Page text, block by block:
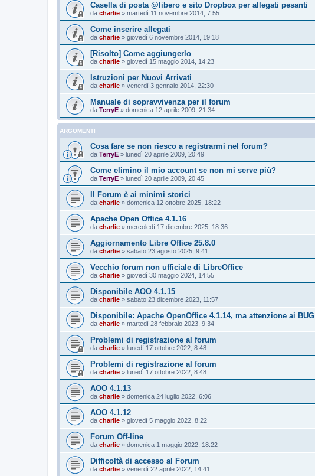
Casella di posta @libero e sito Dropbox per allegati pesanti
da charlie » martedì 11 novembre 2014, 7:55
Come inserire allegati
da charlie » giovedì 6 novembre 2014, 19:18
[Risolto] Come aggiungerlo
da charlie » giovedì 15 maggio 2014, 14:23
Istruzioni per Nuovi Arrivati
da charlie » venerdì 3 gennaio 2014, 22:30
Manuale di sopravvivenza per il forum
da TerryE » domenica 12 aprile 2009, 21:34
ARGOMENTI
Cosa fare se non riesco a registrarmi nel forum?
da TerryE » lunedì 20 aprile 2009, 20:49
Come elimino il mio account se non mi serve più?
da TerryE » lunedì 20 aprile 2009, 20:45
Il Forum è ai minimi storici
da charlie » domenica 12 ottobre 2025, 18:22
Apache Open Office 4.1.16
da charlie » mercoledì 17 dicembre 2025, 18:36
Aggiornamento Libre Office 25.8.0
da charlie » sabato 23 agosto 2025, 9:41
Vecchio forum non ufficiale di LibreOffice
da charlie » giovedì 30 maggio 2024, 14:55
Disponibile AOO 4.1.15
da charlie » sabato 23 dicembre 2023, 11:57
Disponibile: Apache OpenOffice 4.1.14, ma attenzione ai BUG
da charlie » martedì 28 febbraio 2023, 9:34
Problemi di registrazione al forum
da charlie » lunedì 17 ottobre 2022, 8:48
Problemi di registrazione al forum
da charlie » lunedì 17 ottobre 2022, 8:48
AOO 4.1.13
da charlie » domenica 24 luglio 2022, 6:06
AOO 4.1.12
da charlie » giovedì 5 maggio 2022, 8:22
Forum Off-line
da charlie » domenica 1 maggio 2022, 18:22
Difficoltà di accesso al Forum
da charlie » venerdì 22 aprile 2022, 14:41